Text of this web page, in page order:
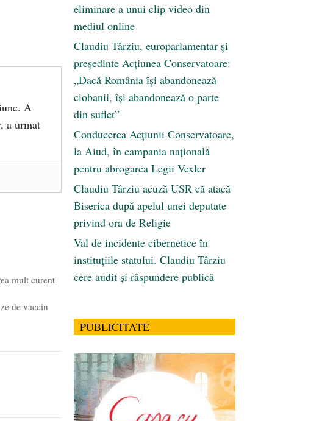
A
a urmat
mult curent
de vaccin
eliminare a unui clip video din
mediul online
Claudiu Târziu, europarlamentar și
președinte Acțiunea Conservatoare:
„Dacă România își abandonează
ciobanii, își abandonează o parte
din suflet”
Conducerea Acțiunii Conservatoare,
la Aiud, în campania națională
pentru abrogarea Legii Vexler
Claudiu Târziu acuză USR că atacă
Biserica după apelul unei deputate
privind ora de Religie
Val de incidente cibernetice în
instituțiile statului. Claudiu Târziu
cere audit și răspundere publică
PUBLICITATE